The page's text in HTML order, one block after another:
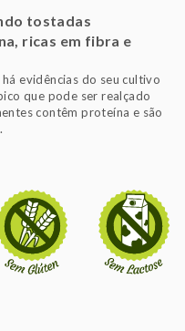
tostadas
ricas em fibra e
evidências do seu cultivo
que pode ser realçado
contêm proteína e são